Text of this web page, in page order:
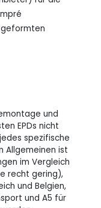
und
EPDs nicht
spezifische
Allgemeinen ist
im Vergleich
recht gering),
und Belgien,
und A5 für